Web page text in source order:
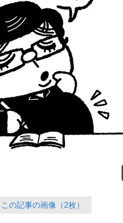
この記事の画像（2枚）